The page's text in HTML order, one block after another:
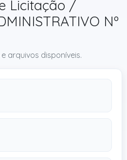
Licitação /
Nº
arquivos disponíveis.